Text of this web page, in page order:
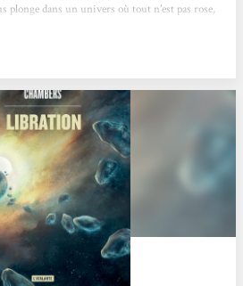
plonge dans un univers où tout n’est pas rose,